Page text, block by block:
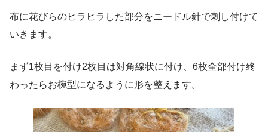
布に花びらのヒラヒラした部分をニードル針で刺し付けて
いきます。
まず1枚目を付け2枚目は対角線状に付け、6枚全部付け終
わったらお椀型になるように形を整えます。